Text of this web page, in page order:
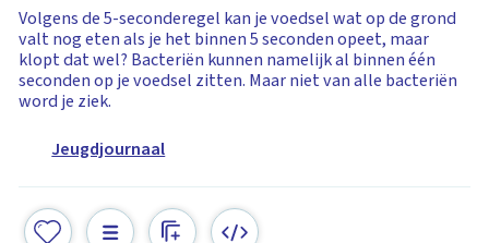
Volgens de 5-seconderegel kan je voedsel wat op de grond
valt nog eten als je het binnen 5 seconden opeet, maar
klopt dat wel? Bacteriën kunnen namelijk al binnen één
seconden op je voedsel zitten. Maar niet van alle bacteriën
word je ziek.
Jeugdjournaal